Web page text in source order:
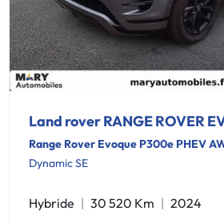
Land rover RANGE ROVER
Range Rover Evoque P300e PHEV
Dynamic SE
Hybride 30 520 Km
2024